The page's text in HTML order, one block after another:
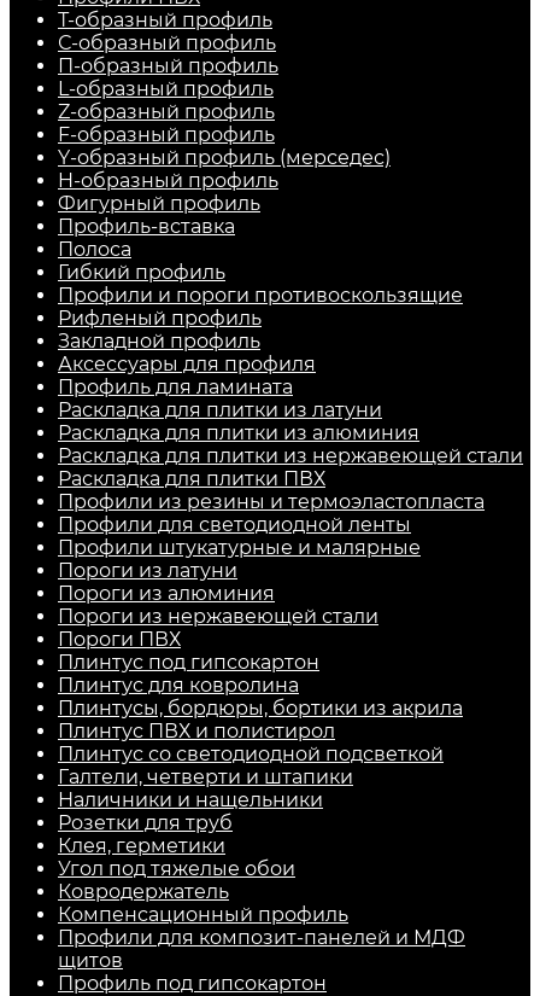
Т-образный профиль
С-образный профиль
П-образный профиль
L-образный профиль
Z-образный профиль
F-образный профиль
Y-образный профиль (мерседес)
H-образный профиль
Фигурный профиль
Профиль-вставка
Полоса
Гибкий профиль
Профили и пороги противоскользящие
Рифленый профиль
Закладной профиль
Аксессуары для профиля
Профиль для ламината
Раскладка для плитки из латуни
Раскладка для плитки из алюминия
Раскладка для плитки из нержавеющей стали
Раскладка для плитки ПВХ
Профили из резины и термоэластопласта
Профили для светодиодной ленты
Профили штукатурные и малярные
Пороги из латуни
Пороги из алюминия
Пороги из нержавеющей стали
Пороги ПВХ
Плинтус под гипсокартон
Плинтус для ковролина
Плинтусы, бордюры, бортики из акрила
Плинтус ПВХ и полистирол
Плинтус со светодиодной подсветкой
Галтели, четверти и штапики
Наличники и нащельники
Розетки для труб
Клея, герметики
Угол под тяжелые обои
Ковродержатель
Компенсационный профиль
Профили для композит-панелей и МДФ
щитов
Профиль под гипсокартон